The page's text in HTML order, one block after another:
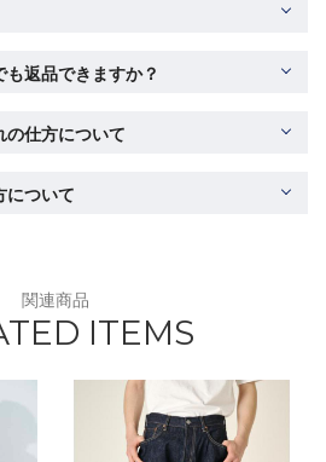
返品できますか？
の仕方について
について
関連商品
ITEMS